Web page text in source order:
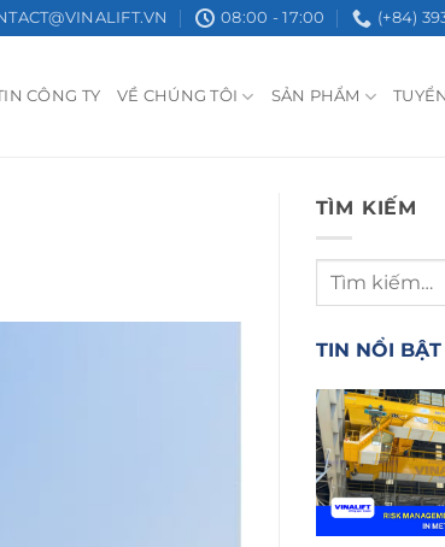
08:00 - 17:00 (+84)
CÔNG TY VỀ CHÚNG TÔI SẢN PHẨM
TÌM KIẾM
TIN NỔI BẬT